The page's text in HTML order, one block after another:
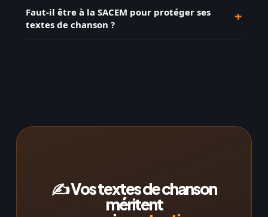
Faut-il être à la SACEM pour protéger ses
textes de chanson ?
+
✍️ Vos textes de chanson
méritent